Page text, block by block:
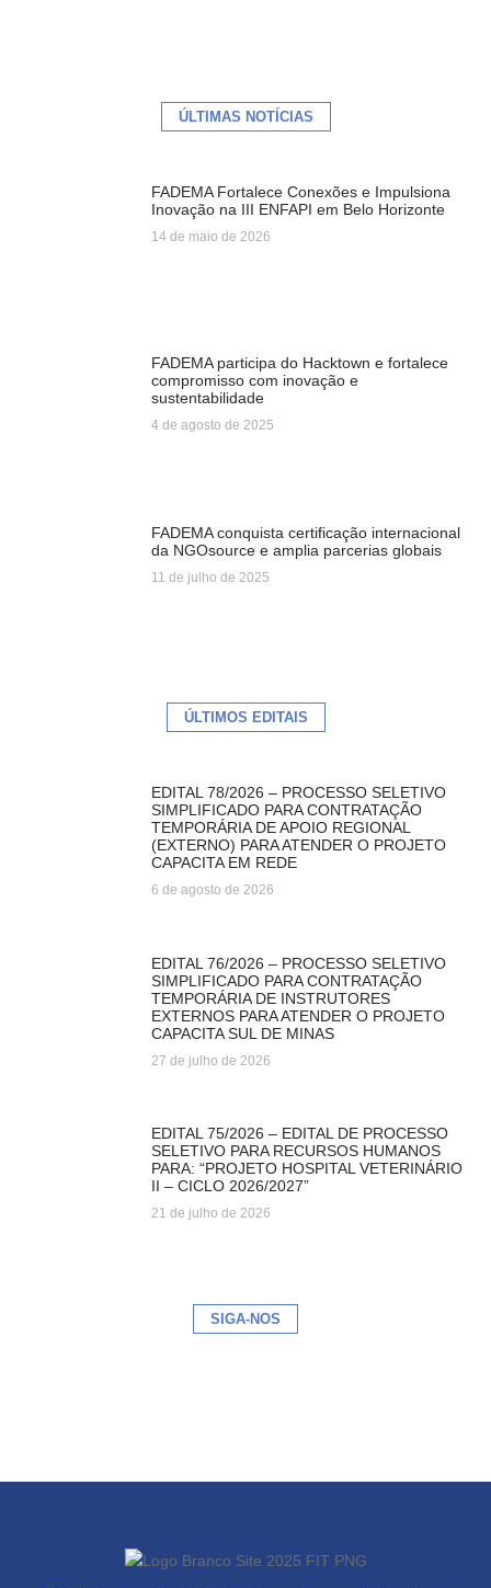
ÚLTIMAS NOTÍCIAS
FADEMA Fortalece Conexões e Impulsiona
Inovação na III ENFAPI em Belo Horizonte
14 de maio de 2026
FADEMA participa do Hacktown e fortalece
compromisso com inovação e
sustentabilidade
4 de agosto de 2025
FADEMA conquista certificação internacional
da NGOsource e amplia parcerias globais
11 de julho de 2025
ÚLTIMOS EDITAIS
EDITAL 78/2026 – PROCESSO SELETIVO
SIMPLIFICADO PARA CONTRATAÇÃO
TEMPORÁRIA DE APOIO REGIONAL
(EXTERNO) PARA ATENDER O PROJETO
CAPACITA EM REDE
6 de agosto de 2026
EDITAL 76/2026 – PROCESSO SELETIVO
SIMPLIFICADO PARA CONTRATAÇÃO
TEMPORÁRIA DE INSTRUTORES
EXTERNOS PARA ATENDER O PROJETO
CAPACITA SUL DE MINAS
27 de julho de 2026
EDITAL 75/2026 – EDITAL DE PROCESSO
SELETIVO PARA RECURSOS HUMANOS
PARA: “PROJETO HOSPITAL VETERINÁRIO
II – CICLO 2026/2027”
21 de julho de 2026
SIGA-NOS